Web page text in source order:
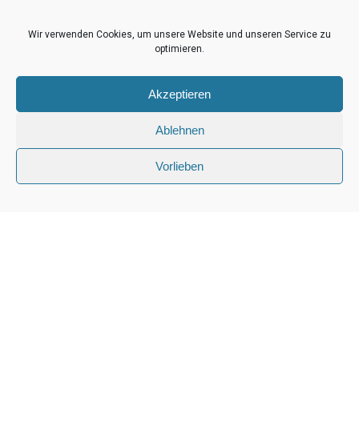
Wir verwenden Cookies, um unsere Website und unseren Service zu
optimieren.
Akzeptieren
Ablehnen
Vorlieben